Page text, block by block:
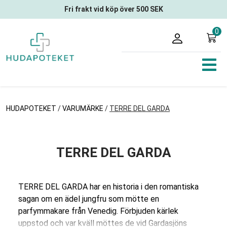
Fri frakt vid köp över 500 SEK
0
HUDAPOTEKET /VARUMÄRKE / TERRE DEL GARDA
TERRE DEL GARDA
TERRE DEL GARDA har en historia i den romantiska
sagan om en ädel jungfru som mötte en
parfymmakare från Venedig. Förbjuden kärlek
uppstod och var kväll möttes de vid Gardasjöns